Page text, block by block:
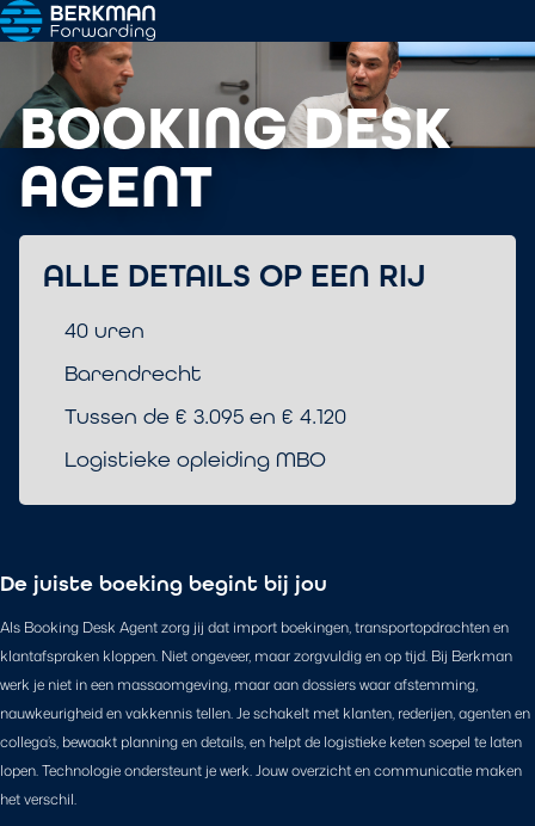
BOOKING DESK
AGENT
ALLE DETAILS OP EEN RIJ
40 uren
Barendrecht
Tussen de € 3.095 en € 4.120
Logistieke opleiding MBO
De juiste boeking begint bij jou
Als Booking Desk Agent zorg jij dat import boekingen, transportopdrachten en
klantafspraken kloppen. Niet ongeveer, maar zorgvuldig en op tijd. Bij Berkman
werk je niet in een massaomgeving, maar aan dossiers waar afstemming,
nauwkeurigheid en vakkennis tellen. Je schakelt met klanten, rederijen, agenten en
collega’s, bewaakt planning en details, en helpt de logistieke keten soepel te laten
lopen. Technologie ondersteunt je werk. Jouw overzicht en communicatie maken
het verschil.